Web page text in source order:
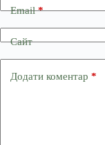
Email*
Сайт
Додати коментар *